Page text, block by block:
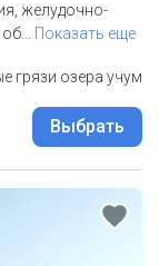
желудочно-
об
Показать еще
грязи озера учум
Выбрать